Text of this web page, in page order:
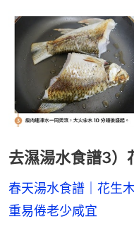
去濕湯水食譜3）
春天湯水食譜｜花生
重易倦老少咸宜